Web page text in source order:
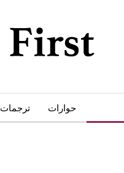
حوارات ترجمات